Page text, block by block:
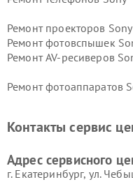
Ремонт проекторов Sony
Ремонт фотовспышек
Ремонт AV-ресиверов
Ремонт фотоаппаратов
Контакты сервис
Адрес сервисного
г. Екатеринбург, ул.